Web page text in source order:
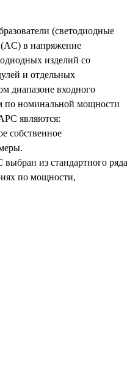
(светодиодные
в напряжение
изделий со
и отдельных
диапазоне входного
по номинальной мощности
являются:
собственное
из стандартного ряда
по мощности,